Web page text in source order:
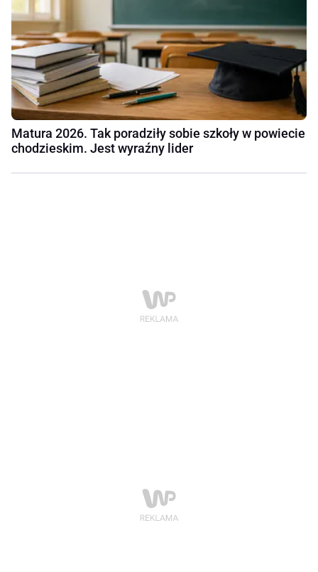
Matura 2026. Tak poradziły sobie szkoły w powiecie
chodzieskim. Jest wyraźny lider